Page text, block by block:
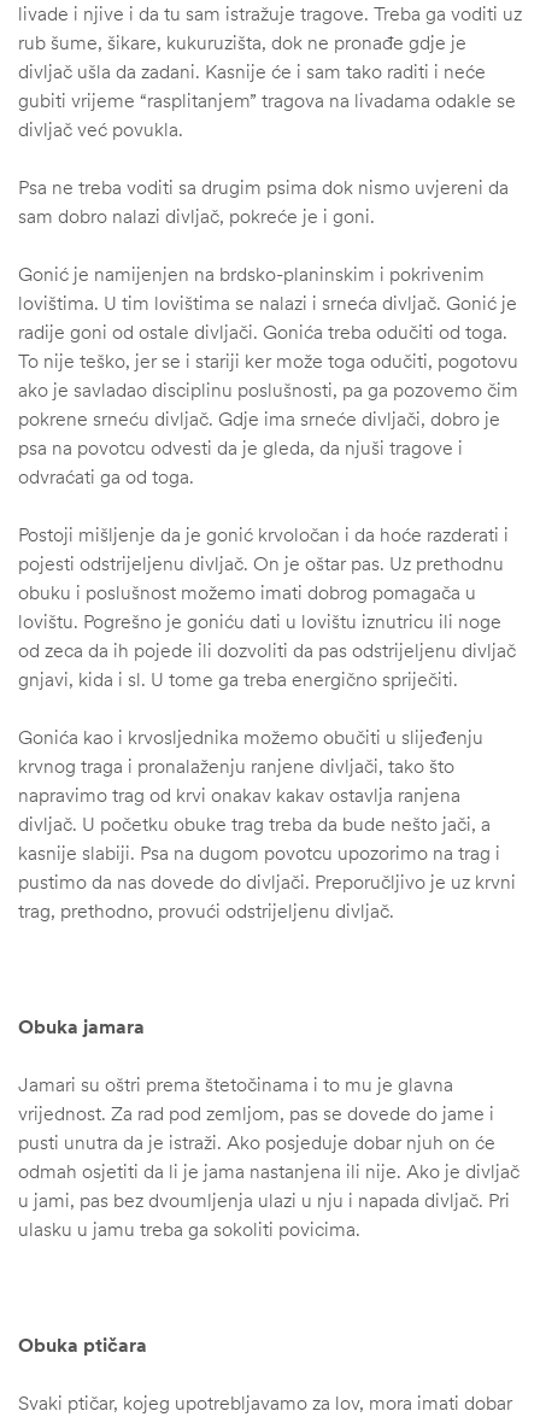
livade i njive i da tu sam istražuje tragove. Treba ga voditi uz
rub šume, šikare, kukuruzišta, dok ne pronađe gdje je
divljač ušla da zadani. Kasnije će i sam tako raditi i neće
gubiti vrijeme “rasplitanjem” tragova na livadama odakle se
divljač već povukla.
Psa ne treba voditi sa drugim psima dok nismo uvjereni da
sam dobro nalazi divljač, pokreće je i goni.
Gonić je namijenjen na brdsko-planinskim i pokrivenim
lovištima. U tim lovištima se nalazi i srneća divljač. Gonić je
radije goni od ostale divljači. Gonića treba odučiti od toga.
To nije teško, jer se i stariji ker može toga odučiti, pogotovu
ako je savladao disciplinu poslušnosti, pa ga pozovemo čim
pokrene srneću divljač. Gdje ima srneće divljači, dobro je
psa na povotcu odvesti da je gleda, da njuši tragove i
odvraćati ga od toga.
Postoji mišljenje da je gonić krvoločan i da hoće razderati i
pojesti odstrijeljenu divljač. On je oštar pas. Uz prethodnu
obuku i poslušnost možemo imati dobrog pomagača u
lovištu. Pogrešno je goniću dati u lovištu iznutricu ili noge
od zeca da ih pojede ili dozvoliti da pas odstrijeljenu divljač
gnjavi, kida i sl. U tome ga treba energično spriječiti.
Gonića kao i krvosljednika možemo obučiti u slijeđenju
krvnog traga i pronalaženju ranjene divljači, tako što
napravimo trag od krvi onakav kakav ostavlja ranjena
divljač. U početku obuke trag treba da bude nešto jači, a
kasnije slabiji. Psa na dugom povotcu upozorimo na trag i
pustimo da nas dovede do divljači. Preporučljivo je uz krvni
trag, prethodno, provući odstrijeljenu divljač.
Obuka jamara
Jamari su oštri prema štetočinama i to mu je glavna
vrijednost. Za rad pod zemljom, pas se dovede do jame i
pusti unutra da je istraži. Ako posjeduje dobar njuh on će
odmah osjetiti da li je jama nastanjena ili nije. Ako je divljač
u jami, pas bez dvoumljenja ulazi u nju i napada divljač. Pri
ulasku u jamu treba ga sokoliti povicima.
Obuka ptičara
Svaki ptičar, kojeg upotrebljavamo za lov, mora imati dobar